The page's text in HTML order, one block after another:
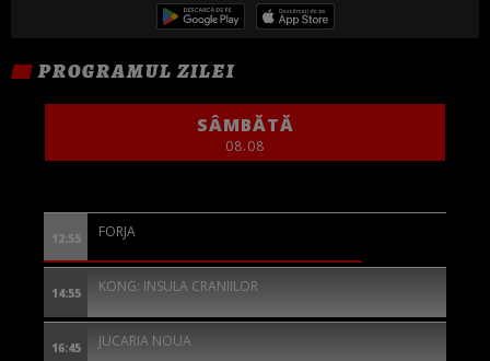
PROGRAMUL ZILEI
SÂMBĂTĂ
08.08
12:55 FORJA
14:55 KONG: INSULA CRANIILOR
16:45 JUCARIA NOUA